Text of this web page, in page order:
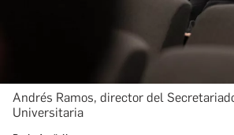
Andrés Ramos, director del
Universitaria